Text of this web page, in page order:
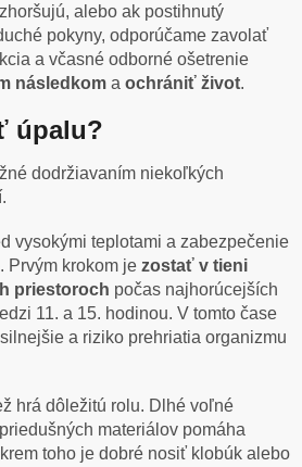
alebo ak postihnutý
pokyny, odporúčame zavolať
a včasné odborné ošetrenie
následkom a ochrániť život.
úpalu?
dodržiavaním niekoľkých
vysokými teplotami a zabezpečenie
Prvým krokom je zostať v tieni
priestoroch počas najhorúcejších
11. a 15. hodinou. V tomto čase
a riziko prehriatia organizmu
hrá dôležitú rolu. Dlhé voľné
materiálov pomáha
toho je dobré nosiť klobúk alebo